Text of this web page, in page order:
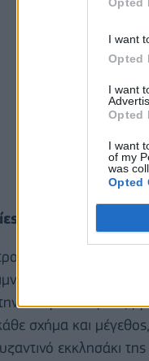
I want
Opted
I want
Opted
I want
of my
was
Opted
της Εύβοιας
«κρύβει»
Κάβου,
κεντρική Εύβοια,
σχήμα και
εκκλησάκι της